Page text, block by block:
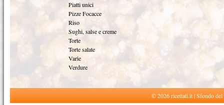
Piatti unici
Pizze Focacce
Riso
Sughi, salse e creme
Torte
Torte salate
Varie
Verdure
© 2026 ricettati.it | Sfondo